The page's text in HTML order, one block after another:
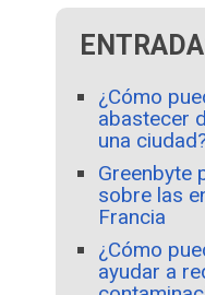
¿Cómo
abastecer
una
Greenbyte
sobre las
Francia
¿Cómo
ayudar a